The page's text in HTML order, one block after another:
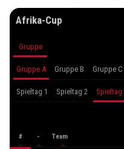
Afrika-Cup
Gruppe
Gruppe A Gruppe B Gruppe C
Spieltag 1 Spieltag 2 Spieltag
# - Team